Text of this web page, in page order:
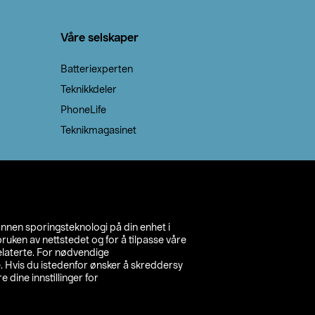
sporingsteknologi på din enhet i
av nettstedet og for å tilpasse våre
For nødvendige
Hvis du istedenfor ønsker å skreddersy
dine innstillinger for
Våre selskaper
Batteriexperten
Teknikkdeler
PhoneLife
Teknikmagasinet